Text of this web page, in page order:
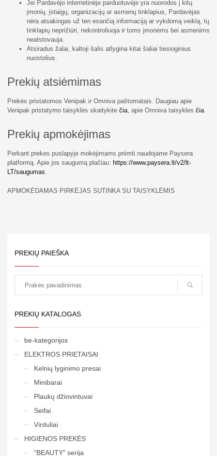
Jei Pardavėjo internetinėje parduotuvėje yra nuorodos į kitų
įmonių, įstaigų, organizacijų ar asmenų tinklapius, Pardavėjas
nėra atsakingas už ten esančią informaciją ar vykdomą veiklą, tų
tinklapių neprižiūri, nekontroliuoja ir toms įmonėms bei asmenims
neatstovauja.
Atsiradus žalai, kaltoji šalis atlygina kitai šaliai tiesioginius
nuostolius.
Prekių atsiėmimas
Prekės pristatomos Venipak ir Omniva paštomatais. Daugiau apie
Venipak pristatymo taisyklės skaitykite čia, apie Omniva taisykles čia.
Prekių apmokėjimas
Perkant prekes puslapyje mokėjimams priimti naudojame Paysera
platformą. Apie jos saugumą plačiau: https://www.paysera.lt/v2/lt-
LT/saugumas.
APMOKĖDAMAS PIRKĖJAS SUTINKA SU TAISYKLĖMIS
PREKIŲ PAIEŠKA
PREKIŲ KATALOGAS
be-kategorijos
ELEKTROS PRIETAISAI
Kelnių lyginimo presai
Minibarai
Plaukų džiovintuvai
Seifai
Virduliai
HIGIENOS PREKĖS
"BEAUTY" serija